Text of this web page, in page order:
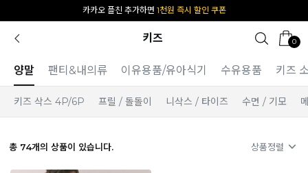
[공식몰 단독] 앱 다운받고2% 결제 할인 받기
키즈 0
양말 팬티&내의류 이유용품/유아식기 수유용품 키즈
키즈 삭스 4P/6P 프릴 / 돌돌이 니삭스 / 타이즈 수면 / 기모
총 74개의 상품이 있습니다. 상품정렬